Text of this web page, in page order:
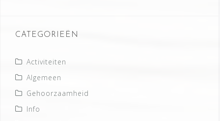
CATEGORIEËN
Activiteiten
Algemeen
Gehoorzaamheid
Info